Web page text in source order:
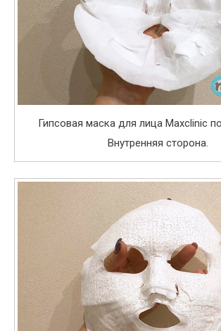
Гипсовая маска для лица Maxclinic
Внутренняя сторона.